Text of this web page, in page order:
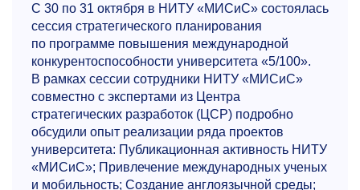
С 30 по 31 октября в НИТУ «МИСиС» состоялась
сессия стратегического планирования
по программе повышения международной
конкурентоспособности университета «5/100».
В рамках сессии сотрудники НИТУ «МИСиС»
совместно с экспертами из Центра
стратегических разработок (ЦСР) подробно
обсудили опыт реализации ряда проектов
университета: Публикационная активность НИТУ
«МИСиС»; Привлечение международных ученых
и мобильность; Создание англоязычной среды;